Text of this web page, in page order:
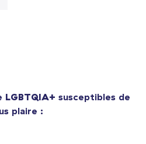
LGBTQIA+ susceptibles de
plaire :